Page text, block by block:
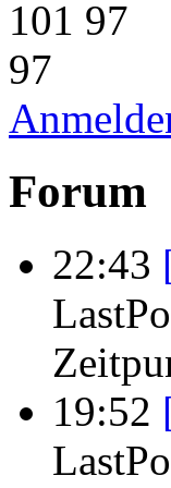
101 97
97
Forum
22:43
19:52